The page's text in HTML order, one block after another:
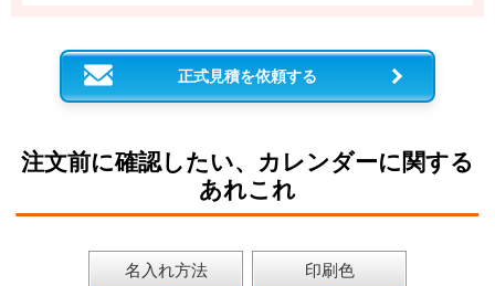
正式見積を依頼する
注文前に確認したい、カレンダーに関する
あれこれ
名入れ方法 印刷色